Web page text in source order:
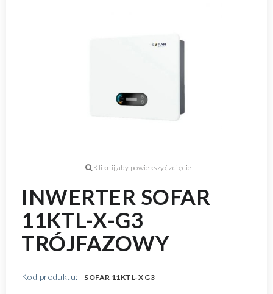
INWERTER SOFAR
11KTL-X-G3
TRÓJFAZOWY
Kod produktu: SOFAR 11KTL-X G3